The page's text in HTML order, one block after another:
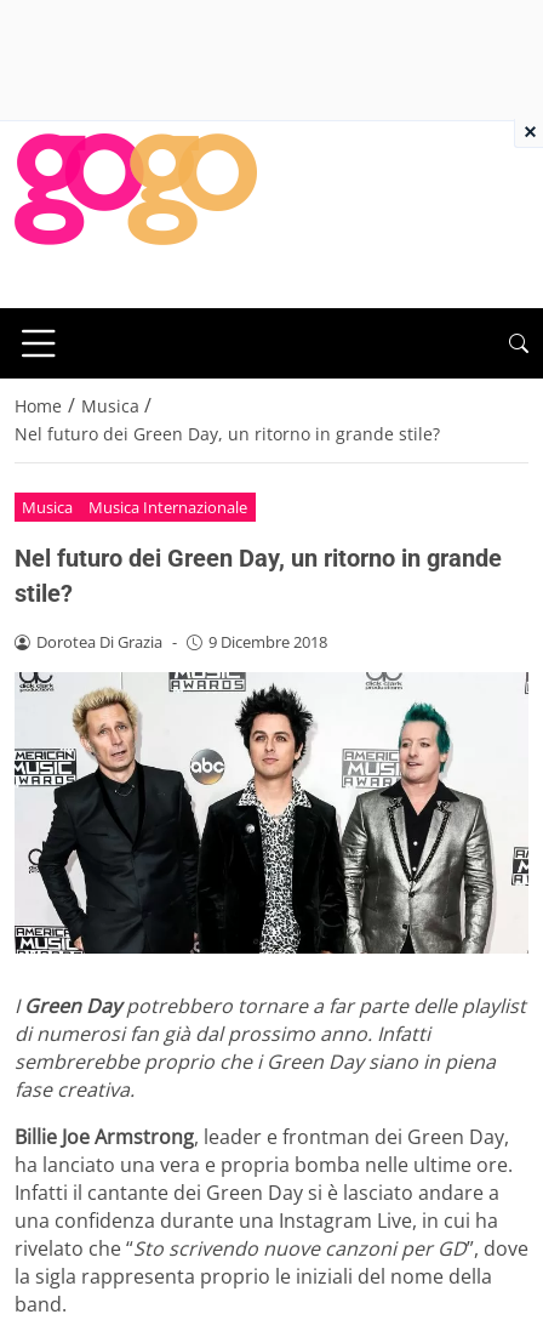
Home / Musica /
Nel futuro dei Green Day, un ritorno in grande stile?
Musica Musica Internazionale
Nel futuro dei Green Day, un ritorno in grande
stile?
Dorotea Di Grazia - 9 Dicembre 2018
IGreen Daypotrebbero tornare a far parte delle playlist
di numerosi fan già dal prossimo anno. Infatti
sembrerebbe proprio che i Green Day siano in piena
fase creativa.
Billie Joe Armstrong, leader e frontman dei Green Day,
ha lanciato una vera e propria bomba nelle ultime ore.
Infatti il cantante dei Green Day si è lasciato andare a
una confidenza durante una Instagram Live, in cui ha
rivelato che “Sto scrivendo nuove canzoni per GD”, dove
la sigla rappresenta proprio le iniziali del nome della
band.
×